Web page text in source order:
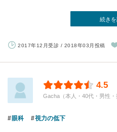
続き
2017年12月受診 / 2018年03月投稿
4.5
Gacha（本人・40代・男性・
眼科 視力の低下